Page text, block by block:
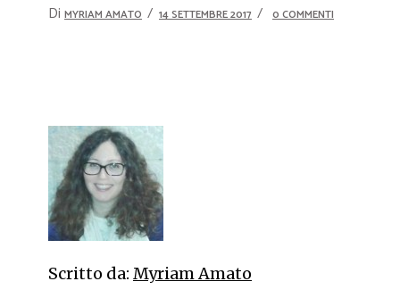
Di MYRIAM AMATO 14 SETTEMBRE 2017 0 COMMENTI
Scritto da: Myriam Amato